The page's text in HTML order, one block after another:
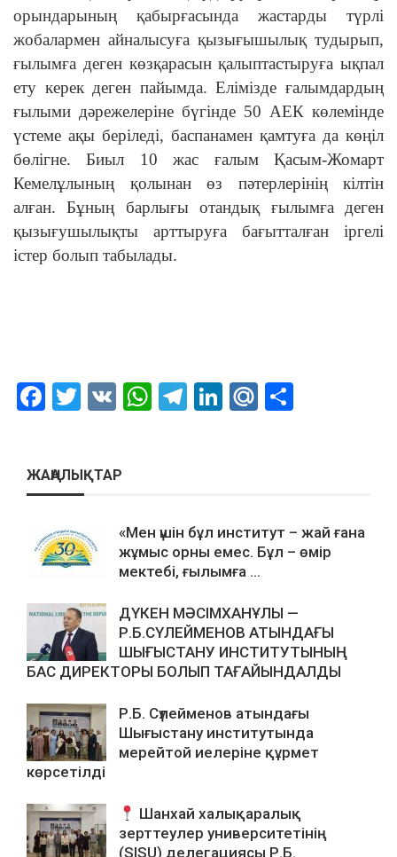
орындарының қабырғасында жастарды түрлі
жобалармен айналысуға қызығышылық тудырып,
ғылымға деген көзқарасын қалыптастыруға ықпал
ету керек деген пайымда. Елімізде ғалымдардың
ғылыми дәрежелеріне бүгінде 50 АЕК көлемінде
үстеме ақы беріледі, баспанамен қамтуға да көңіл
бөлігне. Биыл 10 жас ғалым Қасым-Жомарт
Кемелұлының қолынан өз пәтерлерінің кілтін
алған. Бұның барлығы отандық ғылымға деген
қызығушылықты арттыруға бағытталған іргелі
істер болып табылады.
Facebook
Twitter
VK WhatsApp
Telegram
LinkedIn
Mail.Ru
ЖАҢАЛЫҚТАР
«Мен үшін бұл институт – жай ғана
жұмыс орны емес. Бұл – өмір
мектебі, ғылымға ...
ДҮКЕН МӘСІМХАНҰЛЫ —
Р.Б.СҮЛЕЙМЕНОВ АТЫНДАҒЫ
ШЫҒЫСТАНУ ИНСТИТУТЫНЫҢ
БАС ДИРЕКТОРЫ БОЛЫП ТАҒАЙЫНДАЛДЫ
Р.Б. Сүлейменов атындағы
Шығыстану институтында
мерейтой иелеріне құрмет
көрсетілді
Шанхай халықаралық
зерттеулер университетінің
(SISU) делегациясы Р.Б.